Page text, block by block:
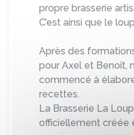
propre brasserie
C’est ainsi que le
Après des
pour Axel et Benoît,
commencé à
recettes.
La Brasserie La
officiellement créée